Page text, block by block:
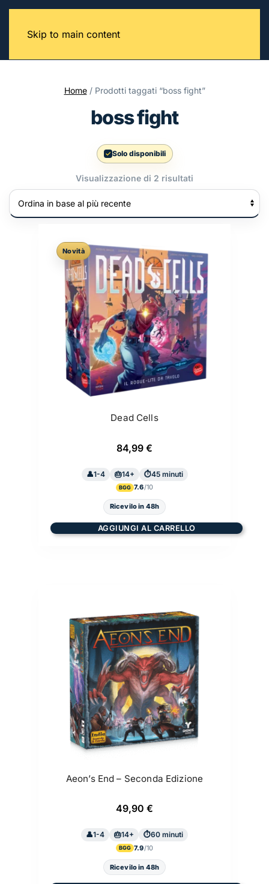
Skip to main content
Home/ Prodotti taggati “boss fight”
boss fight
Solo disponibili
Visualizzazione di 2 risultati
in
più
Novità
Dead Cells
84,99 €
1-4 14+ 45 minuti
BGG 7.6
Ricevilo in 48h
AGGIUNGI AL CARRELLO
Aeon’s End – Seconda Edizione
49,90 €
1-4 14+ 60 minuti
BGG 7.9
Ricevilo in 48h